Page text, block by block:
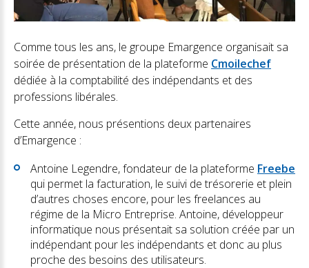
Comme tous les ans, le groupe Emargence organisait sa
soirée de présentation de la plateforme Cmoilechef
dédiée à la comptabilité des indépendants et des
professions libérales.
Cette année, nous présentions deux partenaires
d’Emargence :
Antoine Legendre, fondateur de la plateforme Freebe
qui permet la facturation, le suivi de trésorerie et plein
d’autres choses encore, pour les freelances au
régime de la Micro Entreprise. Antoine, développeur
informatique nous présentait sa solution créée par un
indépendant pour les indépendants et donc au plus
proche des besoins des utilisateurs.